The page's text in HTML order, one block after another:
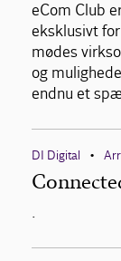
eCom Club
eksklusivt
mødes
og
endnu et
DI Digital •
.